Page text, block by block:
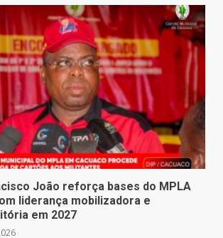
João reforça bases do MPLA
liderança mobilizadora e
em 2027